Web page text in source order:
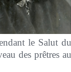
le Salut du
des prêtres au